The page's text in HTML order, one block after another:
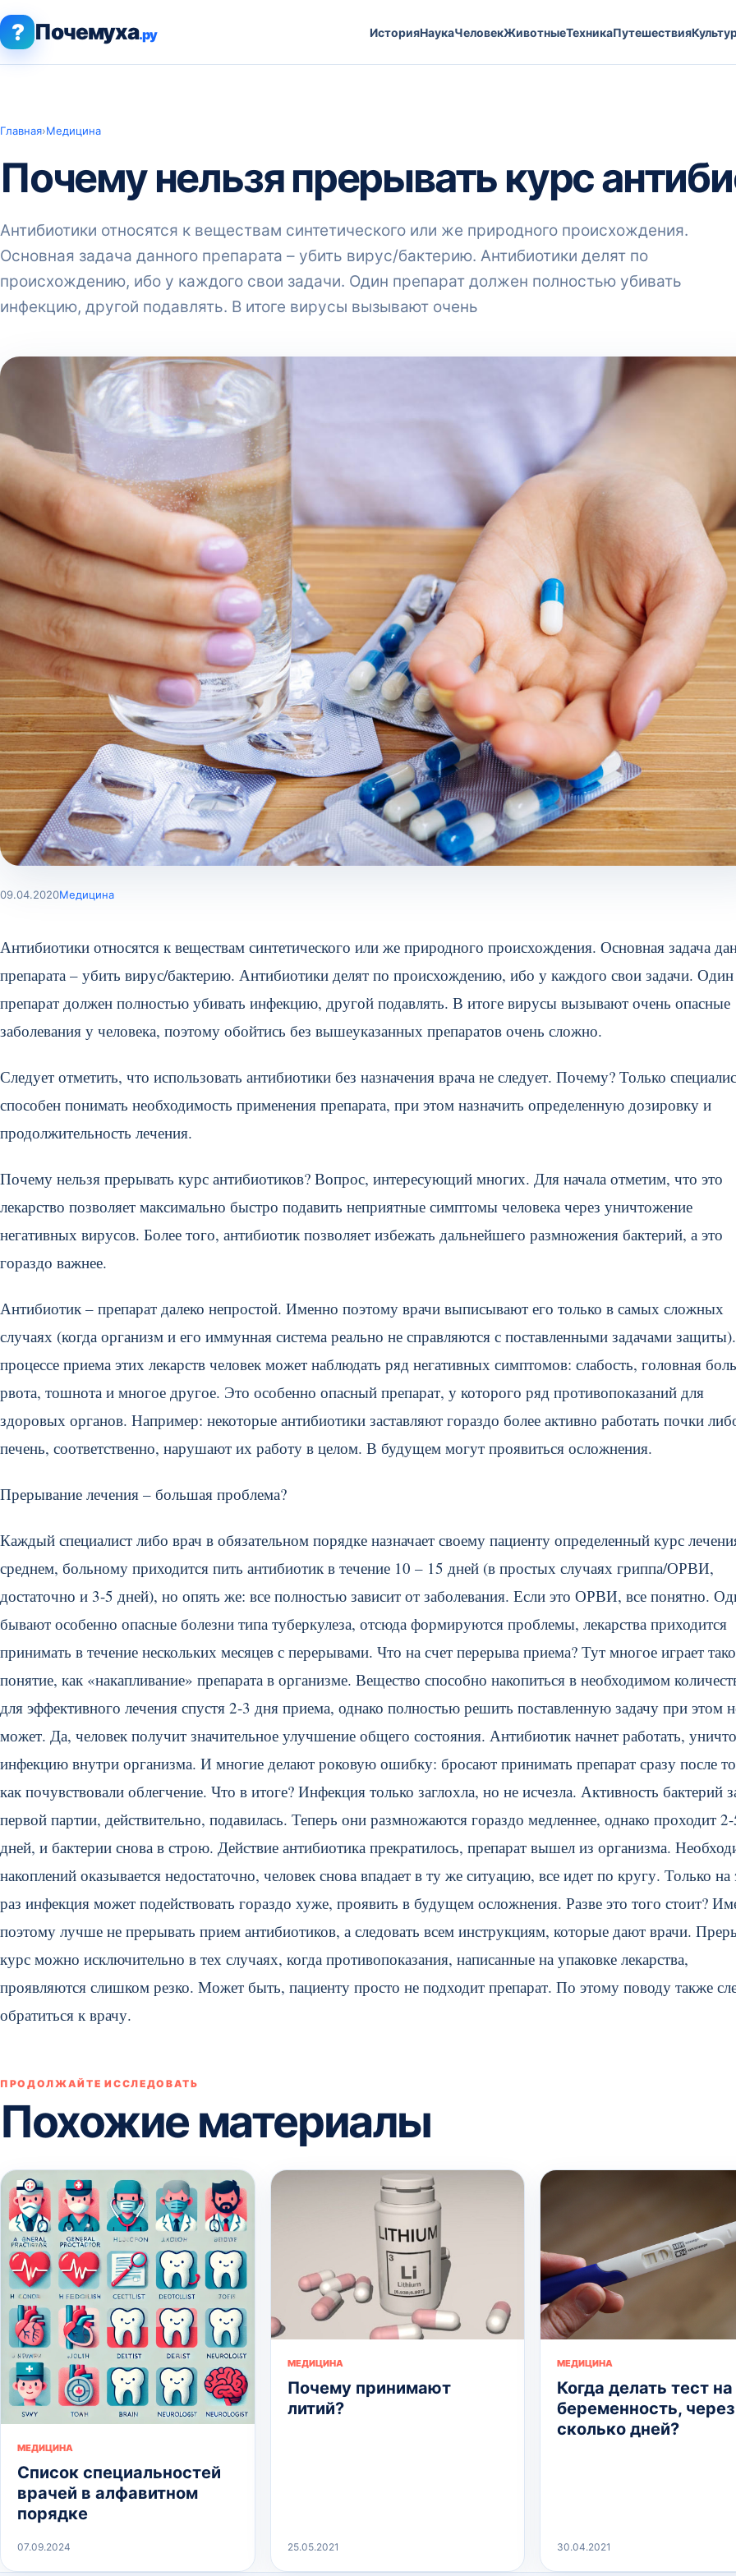
? Почемуха.ру ИсторияНаукаЧеловекЖивотныеТехникаПутешествия
Главная›Медицина
Почему нельзя прерывать курс
Антибиотики относятся к веществам синтетического или же природного происхождения.
Основная задача данного препарата – убить вирус/бактерию. Антибиотики делят по
происхождению, ибо у каждого свои задачи. Один препарат должен полностью убивать
инфекцию, другой подавлять. В итоге вирусы вызывают очень
09.04.2020Медицина
Антибиотики относятся к веществам синтетического или же природного происхождения. Основная задача
препарата – убить вирус/бактерию. Антибиотики делят по происхождению, ибо у каждого свои задачи. Один
препарат должен полностью убивать инфекцию, другой подавлять. В итоге вирусы вызывают очень опасные
заболевания у человека, поэтому обойтись без вышеуказанных препаратов очень сложно.
Следует отметить, что использовать антибиотики без назначения врача не следует. Почему? Только
способен понимать необходимость применения препарата, при этом назначить определенную дозировку и
продолжительность лечения.
Почему нельзя прерывать курс антибиотиков? Вопрос, интересующий многих. Для начала отметим, что это
лекарство позволяет максимально быстро подавить неприятные симптомы человека через уничтожение
негативных вирусов. Более того, антибиотик позволяет избежать дальнейшего размножения бактерий, а это
гораздо важнее.
Антибиотик – препарат далеко непростой. Именно поэтому врачи выписывают его только в самых сложных
случаях (когда организм и его иммунная система реально не справляются с поставленными задачами
процессе приема этих лекарств человек может наблюдать ряд негативных симптомов: слабость, головная
рвота, тошнота и многое другое. Это особенно опасный препарат, у которого ряд противопоказаний для
здоровых органов. Например: некоторые антибиотики заставляют гораздо более активно работать почки
печень, соответственно, нарушают их работу в целом. В будущем могут проявиться осложнения.
Прерывание лечения – большая проблема?
Каждый специалист либо врач в обязательном порядке назначает своему пациенту определенный курс
среднем, больному приходится пить антибиотик в течение 10 – 15 дней (в простых случаях гриппа/ОРВИ,
достаточно и 3-5 дней), но опять же: все полностью зависит от заболевания. Если это ОРВИ, все понятно.
бывают особенно опасные болезни типа туберкулеза, отсюда формируются проблемы, лекарства приходится
принимать в течение нескольких месяцев с перерывами. Что на счет перерыва приема? Тут многое играет
понятие, как «накапливание» препарата в организме. Вещество способно накопиться в необходимом
для эффективного лечения спустя 2-3 дня приема, однако полностью решить поставленную задачу при этом
может. Да, человек получит значительное улучшение общего состояния. Антибиотик начнет работать,
инфекцию внутри организма. И многие делают роковую ошибку: бросают принимать препарат сразу после
как почувствовали облегчение. Что в итоге? Инфекция только заглохла, но не исчезла. Активность бактерий
первой партии, действительно, подавилась. Теперь они размножаются гораздо медленнее, однако проходит
дней, и бактерии снова в строю. Действие антибиотика прекратилось, препарат вышел из организма.
накоплений оказывается недостаточно, человек снова впадает в ту же ситуацию, все идет по кругу. Только на
раз инфекция может подействовать гораздо хуже, проявить в будущем осложнения. Разве это того стоит?
поэтому лучше не прерывать прием антибиотиков, а следовать всем инструкциям, которые дают врачи.
курс можно исключительно в тех случаях, когда противопоказания, написанные на упаковке лекарства,
проявляются слишком резко. Может быть, пациенту просто не подходит препарат. По этому поводу также
обратиться к врачу.
ПРОДОЛЖАЙТЕ ИССЛЕДОВАТЬ
Похожие материалы
МЕДИЦИНА
Список специальностей
врачей в алфавитном
порядке
07.09.2024
МЕДИЦИНА
Почему принимают
литий?
25.05.2021
МЕДИЦИНА
Когда делать тест на
беременность, через
сколько дней?
30.04.2021